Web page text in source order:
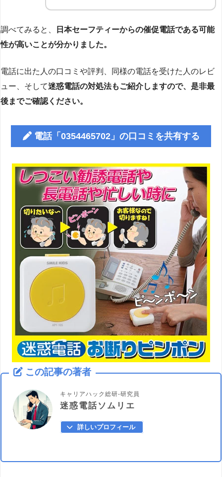
調べてみると、
日本セーフティーからの催促電話である可能
性が高いことが分かりました。
電話に出た人の口コミや評判、同様の電話を受けた人のレビ
ュー、そして迷惑電話の対処法もご紹介しますので、是非最
後までご確認ください。
電話「0354465702」の口コミを共有する
この記事の著者
キャリアハック総研-研究員
迷惑電話ソムリエ
詳しいプロフィール